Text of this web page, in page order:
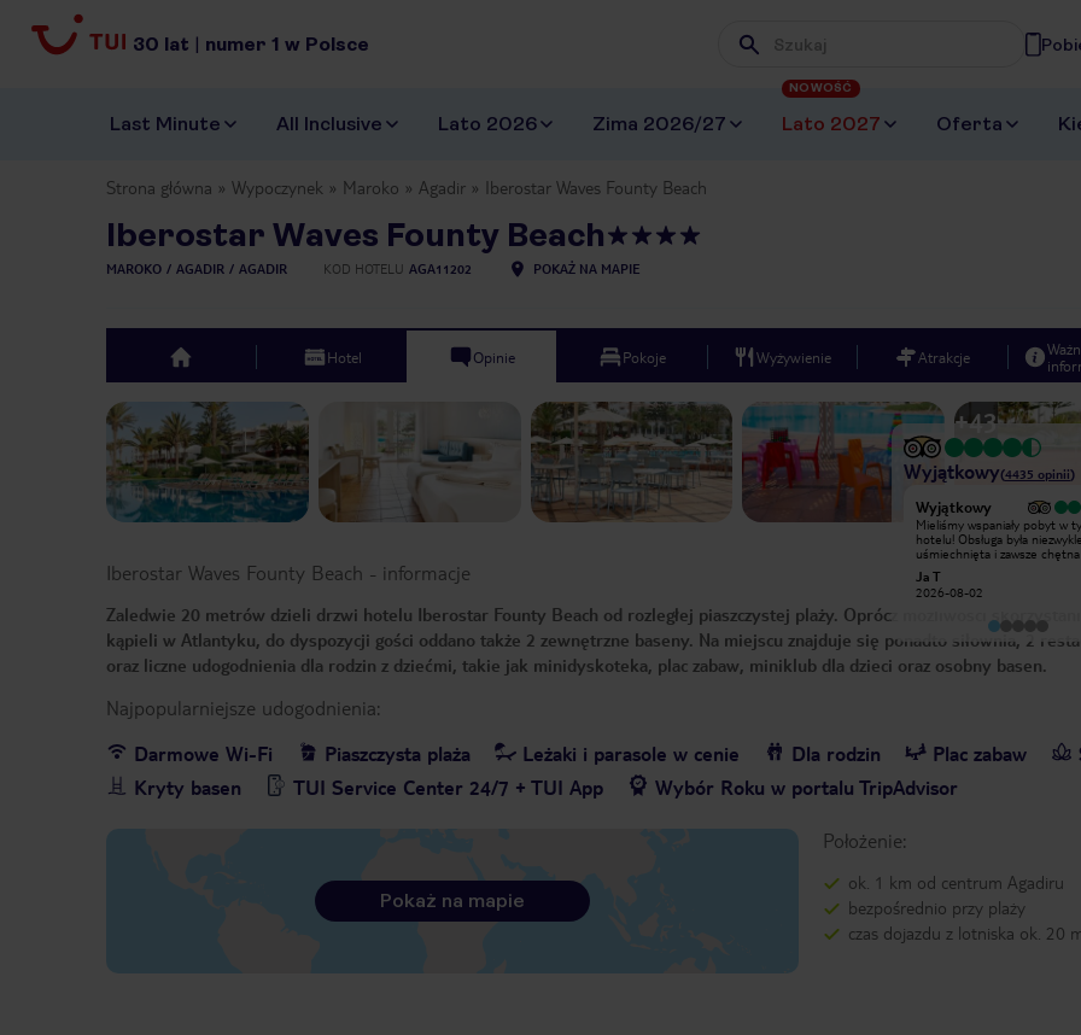
30 lat | numer 1 w Polsce Wpisz frazę, której szukasz
Last Minute All Inclusive Lato 2026 Zima 2026/27 Lato 2027
NOWOŚĆ
Oferta
Strona główna Wypoczynek Maroko Agadir Iberostar Waves Founty Beach
Iberostar Waves Founty Beach
MAROKO AGADIR AGADIR KOD HOTELU AGA11202 POKAŻ NA MAPIE
top Hotel Opinie Pokoje Wyżywienie Atrakcje
Previous slide +43
Wyjątkowy(4435 opinii)
Wyjątkowy
Bylo zajefajnie Polecam gorąco
Wyjątkowy
Mieliśmy wspaniały pobyt w
hotelu! Obsługa była niezwykle
uśmiechnięta i zawsze
rodzinna atmosfera, dzięki
pierwszego dnia czuliśmy się
różnorodne i każdy mógł
dla siebie. Wszystko było
Dziękujemy całemu
Ja T
2026-08-02
Iberostar Waves Founty Beach - informacje
Zaledwie 20 metrów dzieli drzwi hotelu Iberostar Founty Beach od rozległej piaszczystej plaży. Oprócz możliwości skorzystania
kąpieli w Atlantyku, do dyspozycji gości oddano także 2 zewnętrzne baseny. Na miejscu znajduje się ponadto siłownia, 2
oraz liczne udogodnienia dla rodzin z dziećmi, takie jak minidyskoteka, plac zabaw, miniklub dla dzieci oraz osobny basen.
Najpopularniejsze udogodnienia:
Darmowe Wi-Fi
Piaszczysta plaża Leżaki i parasole w cenie Dla rodzin Plac zabaw
Kryty basen
TUI Service Center 24/7 + TUI App Wybór Roku w portalu TripAdvisor
Położenie:
ok. 1 km od centrum Agadiru
bezpośrednio przy plaży
czas dojazdu z lotniska ok. 20
Pokaż na mapie